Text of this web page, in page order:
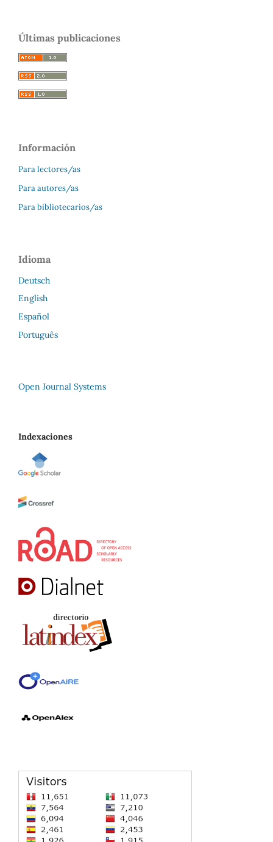
Últimas publicaciones
Información
Para lectores/as
Para autores/as
Para bibliotecarios/as
Idioma
Deutsch
English
Español
Português
Open Journal Systems
Indexaciones